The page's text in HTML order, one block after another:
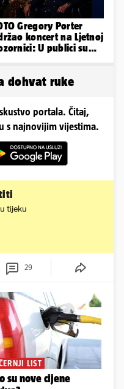
Gregory Porter
koncert na Ljetnoj
U publici su
dohvat ruke
portala. Čitaj,
s najnovijim vijestima.
tijeku
29